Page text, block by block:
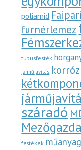
poliamid
furnérlemez
tubusfesték
járműjavítás
száradó
festékek műanyag